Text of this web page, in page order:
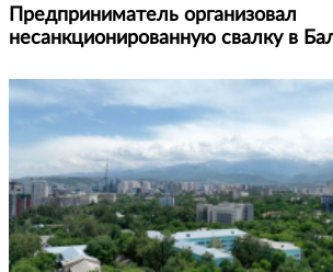
Предприниматель организовал
несанкционированную свалку в